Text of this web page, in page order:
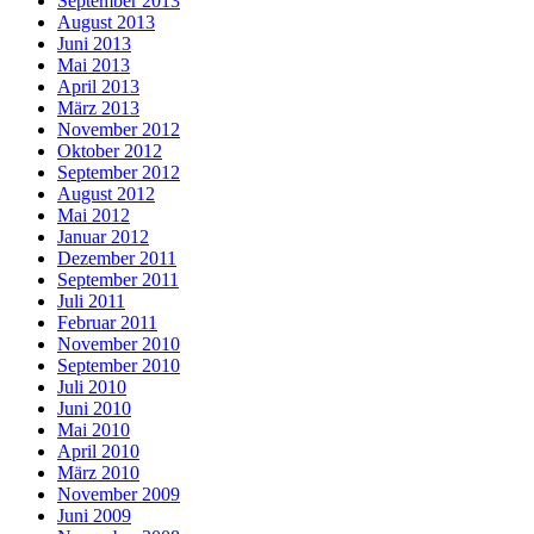
August 2013
Juni 2013
Mai 2013
April 2013
März 2013
November 2012
Oktober 2012
September 2012
August 2012
Mai 2012
Januar 2012
Dezember 2011
September 2011
Juli 2011
Februar 2011
November 2010
September 2010
Juli 2010
Juni 2010
Mai 2010
April 2010
März 2010
November 2009
Juni 2009